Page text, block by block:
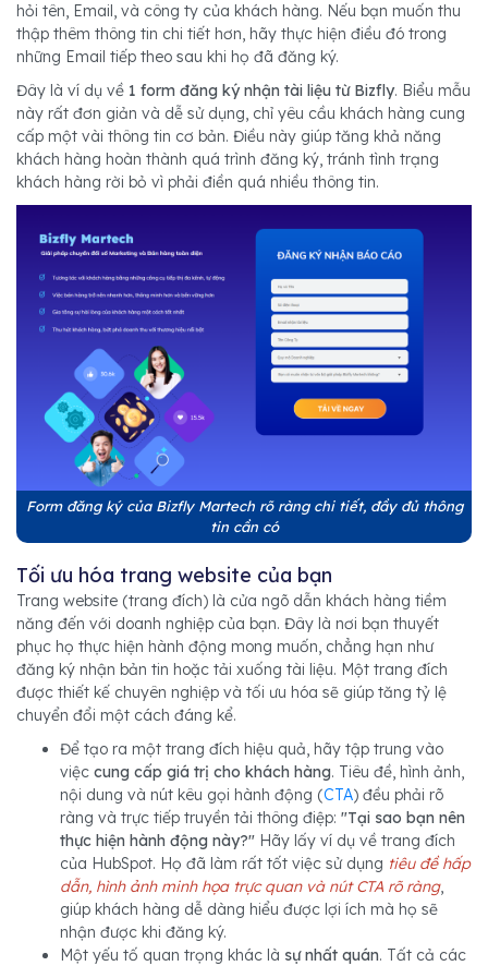
hỏi tên, Email, và công ty của khách hàng. Nếu bạn muốn thu
thập thêm thông tin chi tiết hơn, hãy thực hiện điều đó trong
những Email tiếp theo sau khi họ đã đăng ký.
Đây là ví dụ về 1 form đăng ký nhận tài liệu từ Bizfly. Biểu mẫu
này rất đơn giản và dễ sử dụng, chỉ yêu cầu khách hàng cung
cấp một vài thông tin cơ bản. Điều này giúp tăng khả năng
khách hàng hoàn thành quá trình đăng ký, tránh tình trạng
khách hàng rời bỏ vì phải điền quá nhiều thông tin.
Form đăng ký của Bizfly Martech rõ ràng chi tiết, đầy đủ thông
tin cần có
Tối ưu hóa trang website của bạn
Trang website (trang đích) là cửa ngõ dẫn khách hàng tiềm
năng đến với doanh nghiệp của bạn. Đây là nơi bạn thuyết
phục họ thực hiện hành động mong muốn, chẳng hạn như
đăng ký nhận bản tin hoặc tải xuống tài liệu. Một trang đích
được thiết kế chuyên nghiệp và tối ưu hóa sẽ giúp tăng tỷ lệ
chuyển đổi một cách đáng kể.
Để tạo ra một trang đích hiệu quả, hãy tập trung vào
việc cung cấp giá trị cho khách hàng. Tiêu đề, hình ảnh,
nội dung và nút kêu gọi hành động (CTA) đều phải rõ
ràng và trực tiếp truyền tải thông điệp: "Tại sao bạn nên
thực hiện hành động này?" Hãy lấy ví dụ về trang đích
của HubSpot. Họ đã làm rất tốt việc sử dụng tiêu đề hấp
dẫn, hình ảnh minh họa trực quan và nút CTA rõ ràng,
giúp khách hàng dễ dàng hiểu được lợi ích mà họ sẽ
nhận được khi đăng ký.
Một yếu tố quan trọng khác là sự nhất quán. Tất cả các